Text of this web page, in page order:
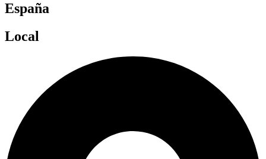
España
Local